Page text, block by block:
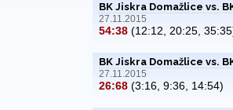
BK Jiskra Domažlice vs.
27.11.2015
54:38 (12:12, 20:25,
BK Jiskra Domažlice vs.
27.11.2015
26:68 (3:16, 9:36, 14:54)